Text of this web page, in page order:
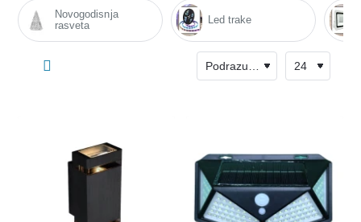
Novogodisnja
rasveta
Led trake